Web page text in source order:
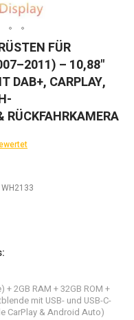
FÜR
– 10,88"
DAB+, CARPLAY,
RÜCKFAHRKAMERA
+ 2GB RAM + 32GB ROM +
mit USB- und USB-C-
CarPlay & Android Auto)